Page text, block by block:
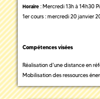
Horaire : Mercredi 13h à 14h30
1er cours : mercredi 20 janvier
Compétences visées
Réalisation d'une distance en
Mobilisation des ressources